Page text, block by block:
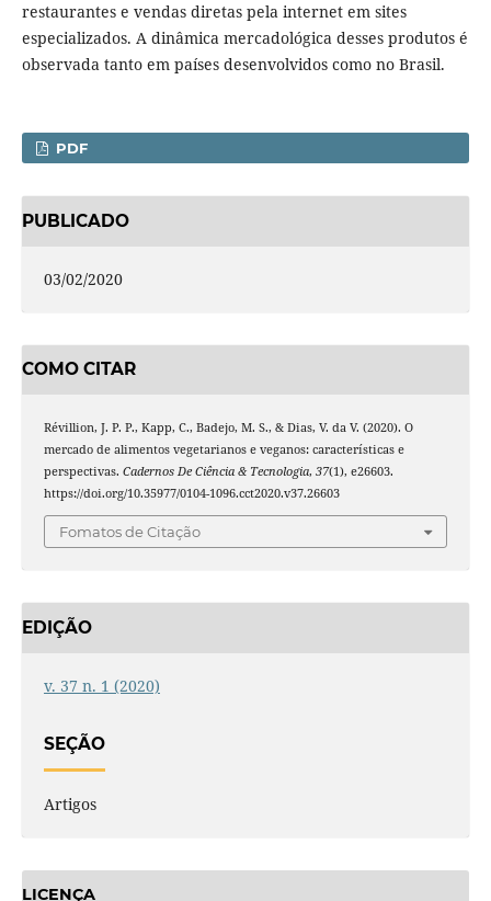
restaurantes e vendas diretas pela internet em sites
especializados. A dinâmica mercadológica desses produtos é
observada tanto em países desenvolvidos como no Brasil.
PDF
PUBLICADO
03/02/2020
COMO CITAR
Révillion, J. P. P., Kapp, C., Badejo, M. S., & Dias, V. da V. (2020). O
mercado de alimentos vegetarianos e veganos: características e
perspectivas. Cadernos De Ciência & Tecnologia, 37(1), e26603.
https://doi.org/10.35977/0104-1096.cct2020.v37.26603
Fomatos de Citação
EDIÇÃO
v. 37 n. 1 (2020)
SEÇÃO
Artigos
LICENÇA